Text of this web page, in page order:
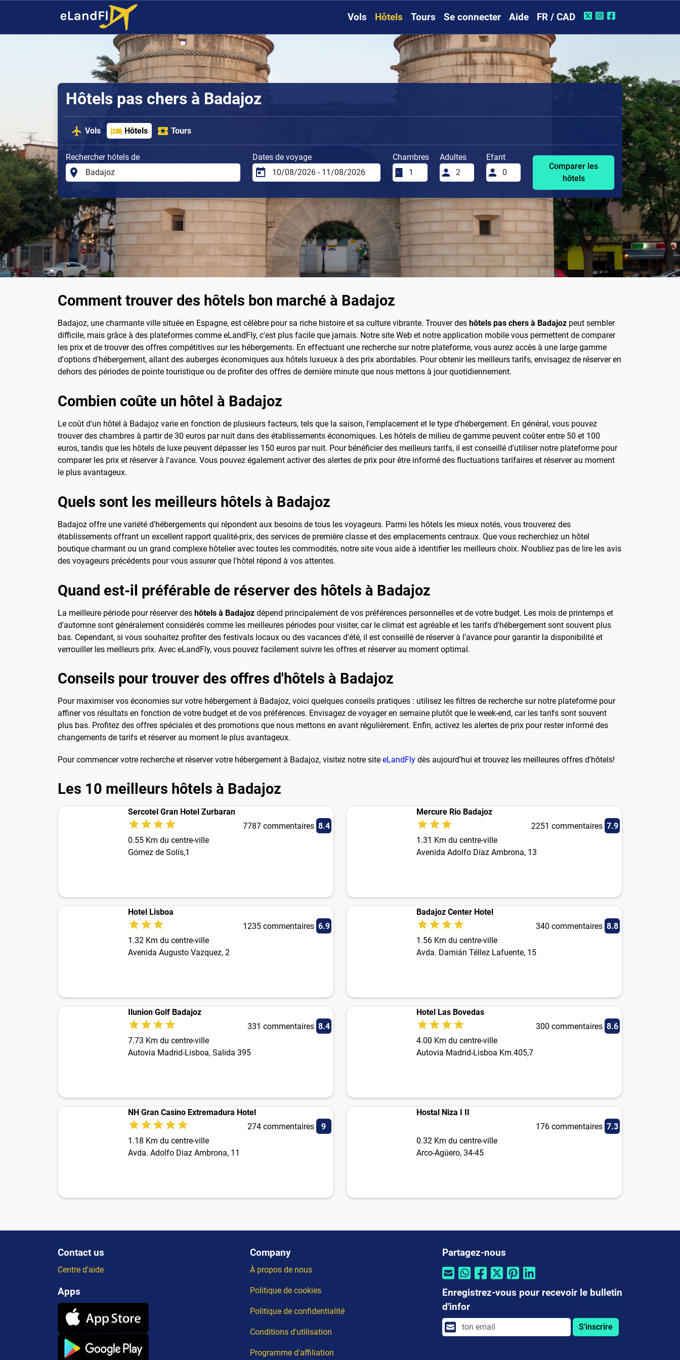
Vols Hôtels Tours Se connecter Aide FR / CAD
Hôtels pas chers à Badajoz
Vols Hôtels Tours
Rechercher hôtels de Dates de voyage Chambres Adultes
Efant
Comparer les
hôtels
Comment trouver des hôtels bon marché à Badajoz
Badajoz, une charmante ville située en Espagne, est célèbre pour sa riche histoire et sa culture vibrante. Trouver des hôtels pas chers à Badajoz peut sembler
difficile, mais grâce à des plateformes comme eLandFly, c'est plus facile que jamais. Notre site Web et notre application mobile vous permettent de comparer
les prix et de trouver des offres compétitives sur les hébergements. En effectuant une recherche sur notre plateforme, vous aurez accès à une large gamme
d'options d'hébergement, allant des auberges économiques aux hôtels luxueux à des prix abordables. Pour obtenir les meilleurs tarifs, envisagez de réserver en
dehors des périodes de pointe touristique ou de profiter des offres de dernière minute que nous mettons à jour quotidiennement.
Combien coûte un hôtel à Badajoz
Le coût d'un hôtel à Badajoz varie en fonction de plusieurs facteurs, tels que la saison, l'emplacement et le type d'hébergement. En général, vous pouvez
trouver des chambres à partir de 30 euros par nuit dans des établissements économiques. Les hôtels de milieu de gamme peuvent coûter entre 50 et 100
euros, tandis que les hôtels de luxe peuvent dépasser les 150 euros par nuit. Pour bénéficier des meilleurs tarifs, il est conseillé d'utiliser notre plateforme pour
comparer les prix et réserver à l'avance. Vous pouvez également activer des alertes de prix pour être informé des fluctuations tarifaires et réserver au moment
le plus avantageux.
Quels sont les meilleurs hôtels à Badajoz
Badajoz offre une variété d'hébergements qui répondent aux besoins de tous les voyageurs. Parmi les hôtels les mieux notés, vous trouverez des
établissements offrant un excellent rapport qualité-prix, des services de première classe et des emplacements centraux. Que vous recherchiez un hôtel
boutique charmant ou un grand complexe hôtelier avec toutes les commodités, notre site vous aide à identifier les meilleurs choix. N'oubliez pas de lire les avis
des voyageurs précédents pour vous assurer que l'hôtel répond à vos attentes.
Quand est-il préférable de réserver des hôtels à Badajoz
La meilleure période pour réserver des hôtels à Badajoz dépend principalement de vos préférences personnelles et de votre budget. Les mois de printemps et
d'automne sont généralement considérés comme les meilleures périodes pour visiter, car le climat est agréable et les tarifs d'hébergement sont souvent plus
bas. Cependant, si vous souhaitez profiter des festivals locaux ou des vacances d'été, il est conseillé de réserver à l'avance pour garantir la disponibilité et
verrouiller les meilleurs prix. Avec eLandFly, vous pouvez facilement suivre les offres et réserver au moment optimal.
Conseils pour trouver des offres d'hôtels à Badajoz
Pour maximiser vos économies sur votre hébergement à Badajoz, voici quelques conseils pratiques : utilisez les filtres de recherche sur notre plateforme pour
affiner vos résultats en fonction de votre budget et de vos préférences. Envisagez de voyager en semaine plutôt que le week-end, car les tarifs sont souvent
plus bas. Profitez des offres spéciales et des promotions que nous mettons en avant régulièrement. Enfin, activez les alertes de prix pour rester informé des
changements de tarifs et réserver au moment le plus avantageux.
Pour commencer votre recherche et réserver votre hébergement à Badajoz, visitez notre site eLandFly dès aujourd'hui et trouvez les meilleures offres d'hôtels!
Les 10 meilleurs hôtels à Badajoz
Sercotel Gran Hotel Zurbaran
7787 commentaires 8.4
0.55 Km du centre-ville
Gómez de Solís,1
Mercure Rio Badajoz
2251 commentaires 7.9
1.31 Km du centre-ville
Avenida Adolfo Díaz Ambrona, 13
Hotel Lisboa
1235 commentaires 6.9
1.32 Km du centre-ville
Avenida Augusto Vazquez, 2
Badajoz Center Hotel
340 commentaires 8.8
1.56 Km du centre-ville
Avda. Damián Téllez Lafuente, 15
Ilunion Golf Badajoz
331 commentaires 8.4
7.73 Km du centre-ville
Autovia Madrid-Lisboa, Salida 395
Hotel Las Bovedas
300 commentaires 8.6
4.00 Km du centre-ville
Autovia Madrid-Lisboa Km.405,7
NH Gran Casino Extremadura Hotel
274 commentaires
9
1.18 Km du centre-ville
Avda. Adolfo Diaz Ambrona, 11
Hostal Niza I II
176 commentaires 7.3
0.32 Km du centre-ville
Arco-Agüero, 34-45
Contact us
Centre d'aide
Apps
Company
À propos de nous
Politique de cookies
Politique de confidentialité
Conditions d'utilisation
Programme d'affiliation
Partagez-nous
Enregistrez-vous pour recevoir le bulletin
d'infor
S'inscrire